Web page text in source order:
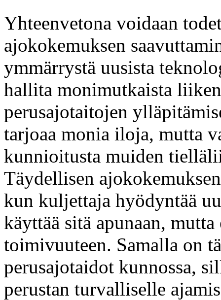
Yhteenvetona voidaan
ajokokemuksen
ymmärrystä uusista
hallita monimutkaista
perusajotaitojen
tarjoaa monia iloja, mutta
kunnioitusta muiden
Täydellisen
kun kuljettaja hyödyntää
käyttää sitä apunaan,
toimivuuteen. Samalla on
perusajotaidot kunnossa,
perustan turvalliselle